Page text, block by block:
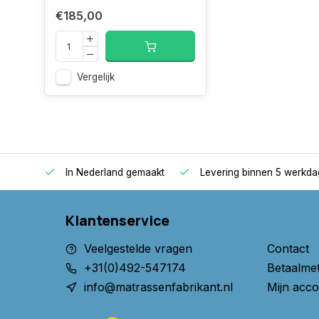
- Van de fabriek rechtstreeks naar de consument
- Hoogste kwaliteit voor een top prijs
In onze fabriek produceren wij al meer dan 10 jaar
Certipur en LGA . Hiermee heb je altijd de garantie
goed product koopt.
U kunt zelf de lengte, breedte, hoogte en stof van
€185,00
Vergelijk
In Nederland gemaakt Levering binnen 5
Klantenservice
Veelgestelde vragen
+31(0)492-547174
info@matrassenfabrikant.nl
Contact
Mijn